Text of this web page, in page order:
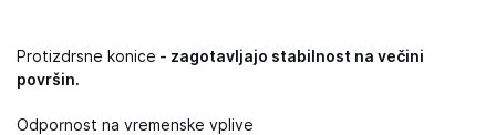
Protizdrsne konice - zagotavljajo stabilnost na večini
površin.
Odpornost na vremenske vplive